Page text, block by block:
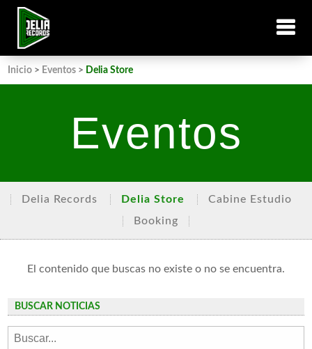
Inicio > Eventos > Delia Store
Eventos
Delia Records Delia Store
Cabine Estudio
Booking
El contenido que buscas no existe o no se encuentra.
BUSCAR NOTICIAS